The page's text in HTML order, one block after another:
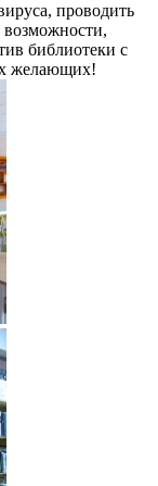
проводить
библиотеки с
желающих!